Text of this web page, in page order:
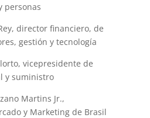
personas
director financiero, de
gestión y tecnología
vicepresidente de
y suministro
Martins Jr.,
y Marketing de Brasil